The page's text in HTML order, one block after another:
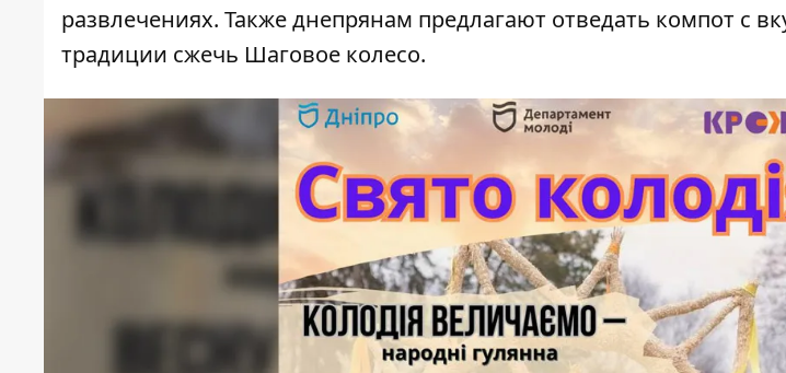
развлечениях. Также днепрянам предлагают отведать компот с
традиции сжечь Шаговое колесо.